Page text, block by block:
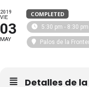
2019
VIE
03
MAY
COMPLETED
5:30 pm - 8:30 pm
Palos de la
Detalles de